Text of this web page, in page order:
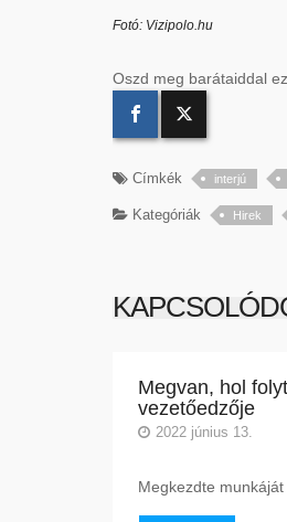
Fotó: Vizipolo.hu
Oszd meg barátaiddal
Címkék interjú
Kategóriák Hirek
Megvan, hol
vezetőedzője
2022 június 13.
Megkezdte